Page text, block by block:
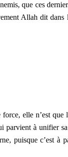
que ces
Allah dit dans
elle n’est que
parvient à unifier
puisque c’est à